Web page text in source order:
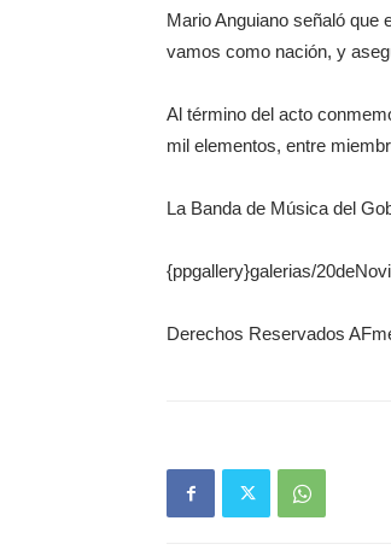
Mario Anguiano señaló que
vamos como nación, y
Al término del acto
mil elementos, entre
La Banda de Música del
{ppgallery}galerias/
Derechos Reservados